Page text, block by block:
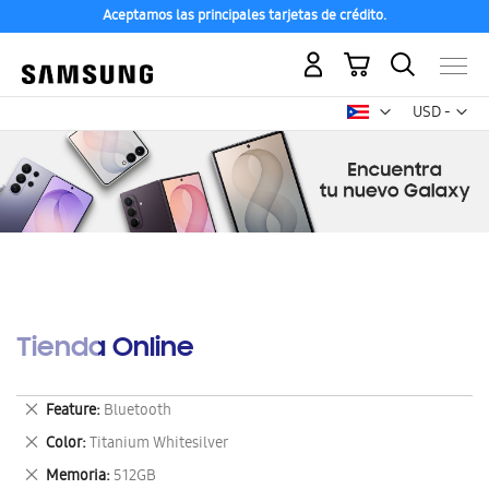
Aceptamos las principales tarjetas de crédito.
USD -
dólar
Mi carrito
Tienda Online
Feature Bluetooth
Eliminar
este
artículo
Color Titanium Whitesilver
Eliminar
este
Memoria 512GB
Eliminar